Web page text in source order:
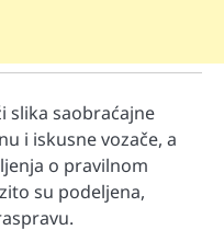
slika saobraćajne
i iskusne vozače, a
o pravilnom
su podeljena,